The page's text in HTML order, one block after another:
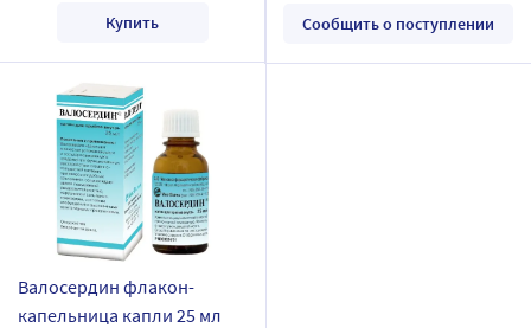
Купить Сообщить о поступлении
Валосердин флакон-
капельница капли 25 мл